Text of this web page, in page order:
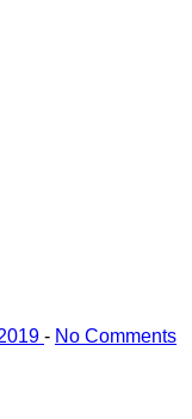
- No Comments